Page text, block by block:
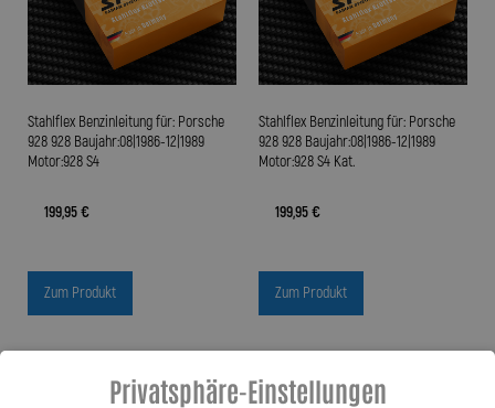
Stahlflex Benzinleitung für: Porsche
928 928 Baujahr:08|1986-12|1989
Motor:928 S4
199,95 €
Zum Produkt
Stahlflex Benzinleitung für: Porsche
928 928 Baujahr:08|1986-12|1989
Motor:928 S4 Kat.
199,95 €
Zum Produkt
Privatsphäre-Einstellungen